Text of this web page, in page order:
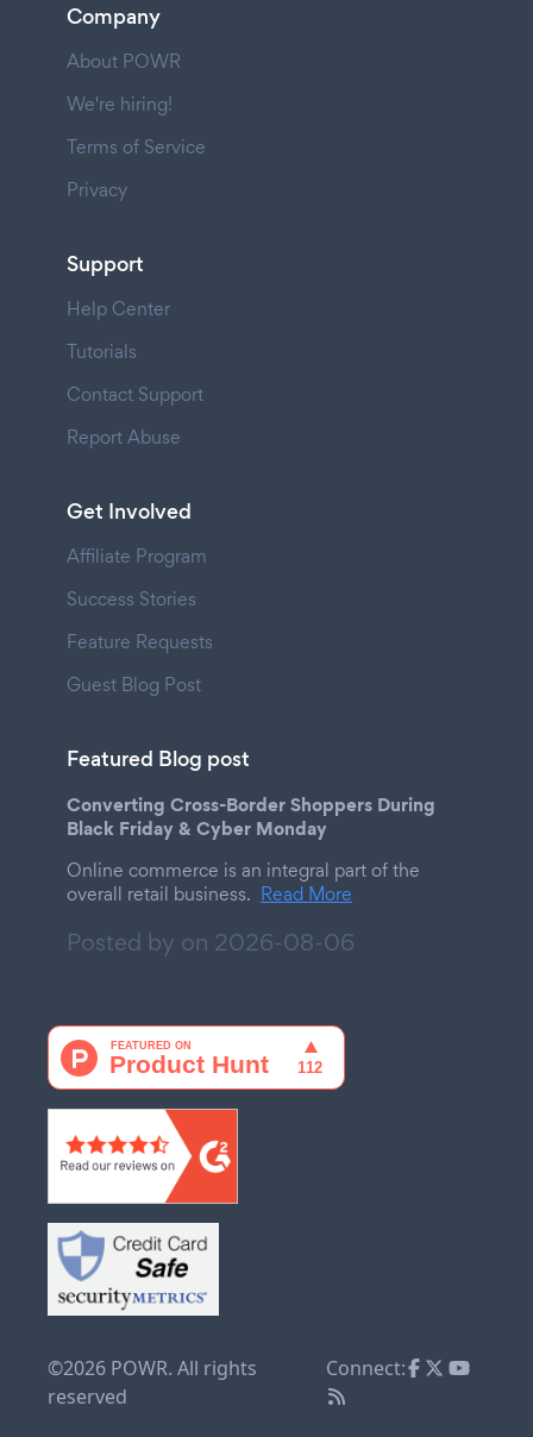
Company
About POWR
We're hiring!
Terms of Service
Privacy
Support
Help Center
Tutorials
Contact Support
Report Abuse
Get Involved
Affiliate Program
Success Stories
Feature Requests
Guest Blog Post
Featured Blog post
Converting Cross-Border Shoppers During
Black Friday & Cyber Monday
Online commerce is an integral part of the
overall retail business. Read More
Posted by on 2026-08-06
©2026 POWR. All rights
reserved
Connect: